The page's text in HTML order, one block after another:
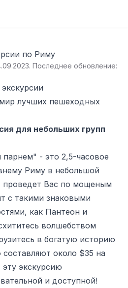
по Риму
. Последнее обновление:
лучших пешеходных
для небольших групп
- это 2,5-часовое
Риму в небольшой
проведет Вас по мощеным
с такими знаковыми
как Пантеон и
волшебством
в богатую историю
около $35 на
эту экскурсию
и доступной!